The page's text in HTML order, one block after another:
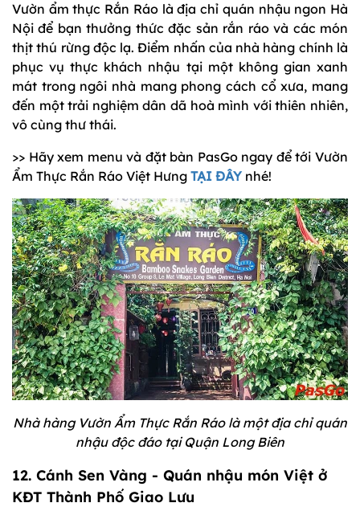
Vườn ẩm thực Rắn Ráo là địa chỉ quán nhậu ngon Hà
Nội để bạn thưởng thức đặc sản rắn ráo và các món
thịt thú rừng độc lạ. Điểm nhấn của nhà hàng chính là
phục vụ thực khách nhậu tại một không gian xanh
mát trong ngôi nhà mang phong cách cổ xưa, mang
đến một trải nghiệm dân dã hoà mình với thiên nhiên,
vô cùng thư thái.
>> Hãy xem menu và đặt bàn PasGo ngay để tới Vườn
Ẩm Thực Rắn Ráo Việt Hưng TẠI ĐÂY nhé!
Nhà hàng Vườn Ẩm Thực Rắn Ráo là một địa chỉ quán
nhậu độc đáo tại Quận Long Biên
12. Cánh Sen Vàng - Quán nhậu món Việt ở
KĐT Thành Phố Giao Lưu